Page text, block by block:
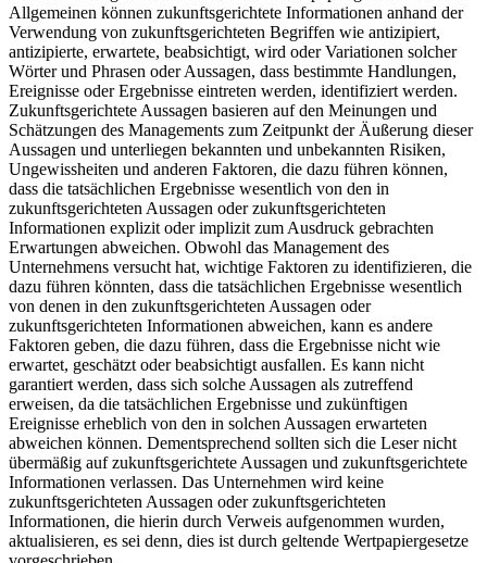
Allgemeinen können zukunftsgerichtete Informationen anhand der
Verwendung von zukunftsgerichteten Begriffen wie antizipiert,
antizipierte, erwartete, beabsichtigt, wird oder Variationen solcher
Wörter und Phrasen oder Aussagen, dass bestimmte Handlungen,
Ereignisse oder Ergebnisse eintreten werden, identifiziert werden.
Zukunftsgerichtete Aussagen basieren auf den Meinungen und
Schätzungen des Managements zum Zeitpunkt der Äußerung dieser
Aussagen und unterliegen bekannten und unbekannten Risiken,
Ungewissheiten und anderen Faktoren, die dazu führen können,
dass die tatsächlichen Ergebnisse wesentlich von den in
zukunftsgerichteten Aussagen oder zukunftsgerichteten
Informationen explizit oder implizit zum Ausdruck gebrachten
Erwartungen abweichen. Obwohl das Management des
Unternehmens versucht hat, wichtige Faktoren zu identifizieren, die
dazu führen könnten, dass die tatsächlichen Ergebnisse wesentlich
von denen in den zukunftsgerichteten Aussagen oder
zukunftsgerichteten Informationen abweichen, kann es andere
Faktoren geben, die dazu führen, dass die Ergebnisse nicht wie
erwartet, geschätzt oder beabsichtigt ausfallen. Es kann nicht
garantiert werden, dass sich solche Aussagen als zutreffend
erweisen, da die tatsächlichen Ergebnisse und zukünftigen
Ereignisse erheblich von den in solchen Aussagen erwarteten
abweichen können. Dementsprechend sollten sich die Leser nicht
übermäßig auf zukunftsgerichtete Aussagen und zukunftsgerichtete
Informationen verlassen. Das Unternehmen wird keine
zukunftsgerichteten Aussagen oder zukunftsgerichteten
Informationen, die hierin durch Verweis aufgenommen wurden,
aktualisieren, es sei denn, dies ist durch geltende Wertpapiergesetze